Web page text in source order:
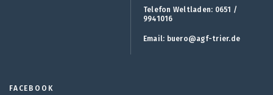
Telefon Weltladen: 0651 /
9941016
Email: buero@agf-trier.de
FACEBOOK